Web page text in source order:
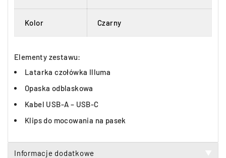
Kolor Czarny
Elementy zestawu:
Latarka czołówka Illuma
Opaska odblaskowa
Kabel USB-A – USB-C
Klips do mocowania na pasek
Informacje dodatkowe